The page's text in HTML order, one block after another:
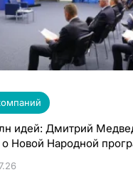
идей: Дмитрий
о Новой Народной